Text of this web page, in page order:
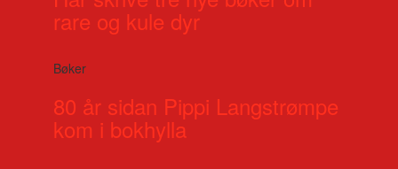
rare og kule dyr
Bøker
80 år sidan Pippi Langstrømpe
kom i bokhylla